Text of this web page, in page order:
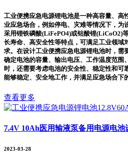
工业便携应急电源锂电池是一种高容量、高
业应急场合，例如停电、灾难等情况下，为
采用锂铁磷酸(LiFePO4)或钴酸锂(LiCoO2)
长寿命、高安全性等特点，可满足工业领域
求。在设计工业便携应急电源锂电池时，需
确定电池的容量、输出电压、工作温度范围
时，还需要考虑电池的安全性、稳定性和可
能够稳定、安全地工作，并满足应急场合下
查看更多
7.4V 10Ah医用输液泵备用电源电池
2023-03-28